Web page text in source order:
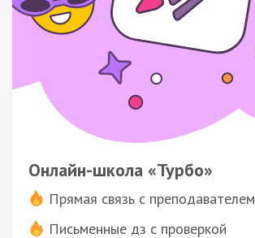
Онлайн-школа «Турбо»
Прямая связь с преподавателем
Письменные дз с проверкой